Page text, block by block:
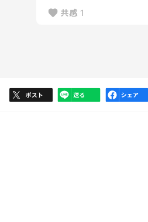
共感 1